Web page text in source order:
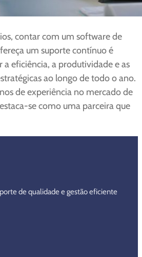
contar com um software de
um suporte contínuo é
a eficiência, a produtividade e as
ao longo de todo o ano.
de experiência no mercado de
se como uma parceira que
de qualidade e gestão eficiente